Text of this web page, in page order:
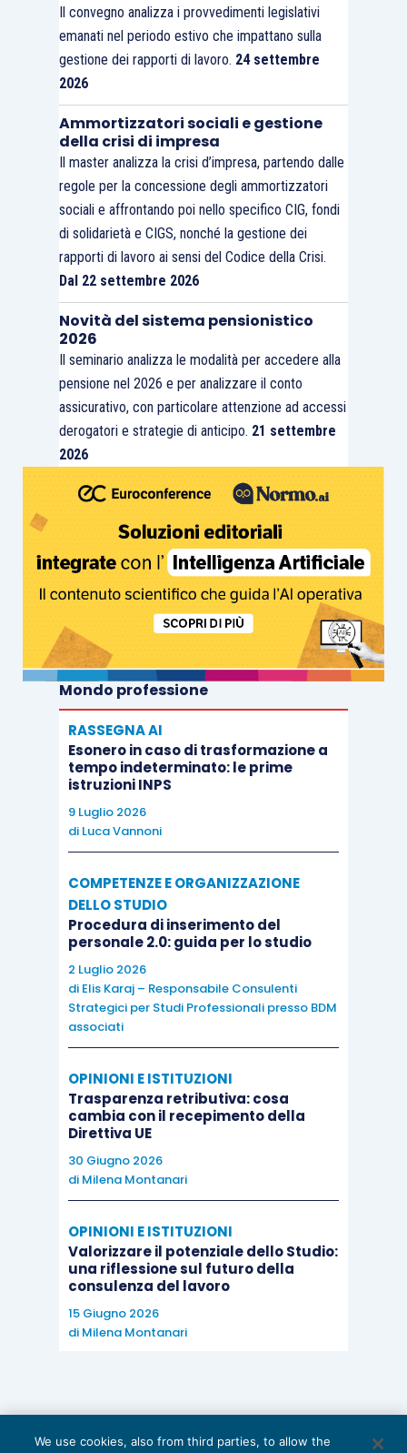
Il convegno analizza i provvedimenti legislativi
emanati nel periodo estivo che impattano sulla
gestione dei rapporti di lavoro. 24 settembre
2026
Ammortizzatori sociali e gestione
della crisi di impresa
Il master analizza la crisi d’impresa, partendo dalle
regole per la concessione degli ammortizzatori
sociali e affrontando poi nello specifico CIG, fondi
di solidarietà e CIGS, nonché la gestione dei
rapporti di lavoro ai sensi del Codice della Crisi.
Dal 22 settembre 2026
Novità del sistema pensionistico
2026
Il seminario analizza le modalità per accedere alla
pensione nel 2026 e per analizzare il conto
assicurativo, con particolare attenzione ad accessi
derogatori e strategie di anticipo. 21 settembre
2026
Mondo professione
RASSEGNA AI
Esonero in caso di trasformazione a
tempo indeterminato: le prime
istruzioni INPS
9 Luglio 2026
di Luca Vannoni
COMPETENZE E ORGANIZZAZIONE
DELLO STUDIO
Procedura di inserimento del
personale 2.0: guida per lo studio
2 Luglio 2026
di Elis Karaj – Responsabile Consulenti
Strategici per Studi Professionali presso BDM
associati
OPINIONI E ISTITUZIONI
Trasparenza retributiva: cosa
cambia con il recepimento della
Direttiva UE
30 Giugno 2026
di Milena Montanari
OPINIONI E ISTITUZIONI
Valorizzare il potenziale dello Studio:
una riflessione sul futuro della
consulenza del lavoro
15 Giugno 2026
di Milena Montanari
We use cookies, also from third parties, to allow the